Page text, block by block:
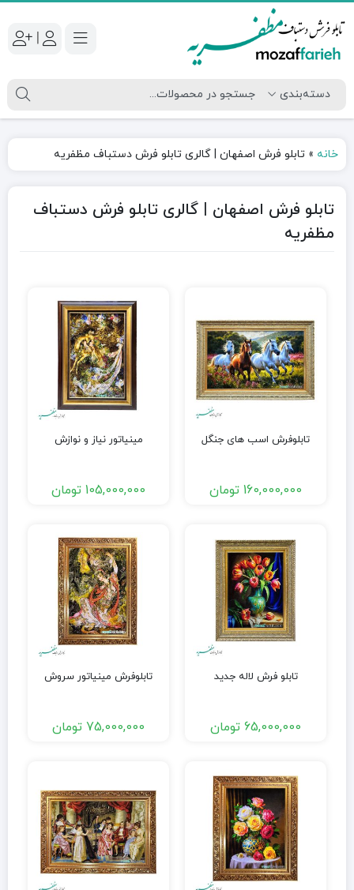
|
خانه » تابلو فرش اصفهان | گالری تابلو فرش دستباف مظفریه
تابلو فرش اصفهان | گالری تابلو فرش دستباف
مظفریه
تابلوفرش اسب های جنگل
160,000,000 تومان
مینیاتور نیاز و نوازش
105,000,000 تومان
تابلو فرش لاله جدید
65,000,000 تومان
تابلوفرش مینیاتور سروش
75,000,000 تومان